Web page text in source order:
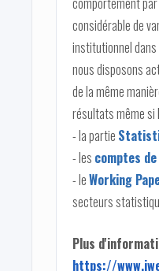
considérable de
institutionnel dans
nous disposons
de la même
résultats même si
- la partie
- les comptes de
- leWorking
secteurs
Plus
https://